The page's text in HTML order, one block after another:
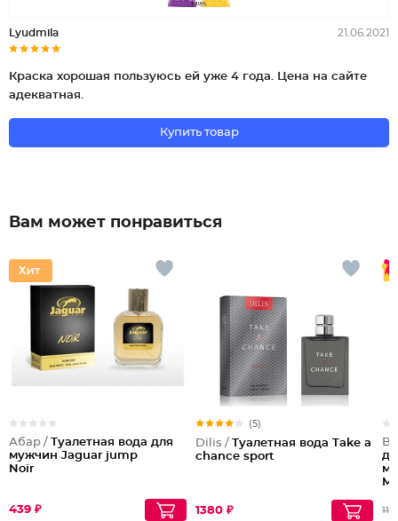
Lyudmila 21.06.2021
Краска хорошая пользуюсь ей уже 4 года. Цена на сайте
адекватная.
Купить товар
Вам может понравиться
Абар / Туалетная вода для
мужчин Jaguar jump
Noir
439 ₽
(5)
Dilis / Туалетная вода Take a
chance sport
1380 ₽